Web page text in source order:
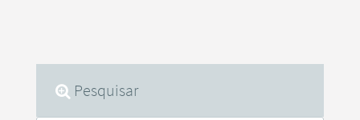
Pesquisar